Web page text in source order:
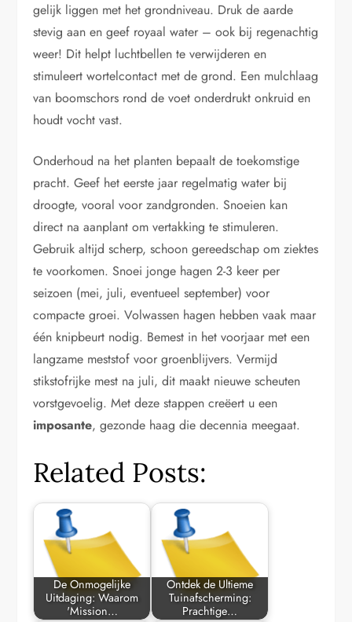
gelijk liggen met het grondniveau. Druk de aarde
stevig aan en geef royaal water – ook bij regenachtig
weer! Dit helpt luchtbellen te verwijderen en
stimuleert wortelcontact met de grond. Een mulchlaag
van boomschors rond de voet onderdrukt onkruid en
houdt vocht vast.
Onderhoud na het planten bepaalt de toekomstige
pracht. Geef het eerste jaar regelmatig water bij
droogte, vooral voor zandgronden. Snoeien kan
direct na aanplant om vertakking te stimuleren.
Gebruik altijd scherp, schoon gereedschap om ziektes
te voorkomen. Snoei jonge hagen 2-3 keer per
seizoen (mei, juli, eventueel september) voor
compacte groei. Volwassen hagen hebben vaak maar
één knipbeurt nodig. Bemest in het voorjaar met een
langzame meststof voor groenblijvers. Vermijd
stikstofrijke mest na juli, dit maakt nieuwe scheuten
vorstgevoelig. Met deze stappen creëert u een
imposante, gezonde haag die decennia meegaat.
Related Posts:
De Onmogelijke
Uitdaging: Waarom
'Mission…
Ontdek de Ultieme
Tuinafscherming:
Prachtige…